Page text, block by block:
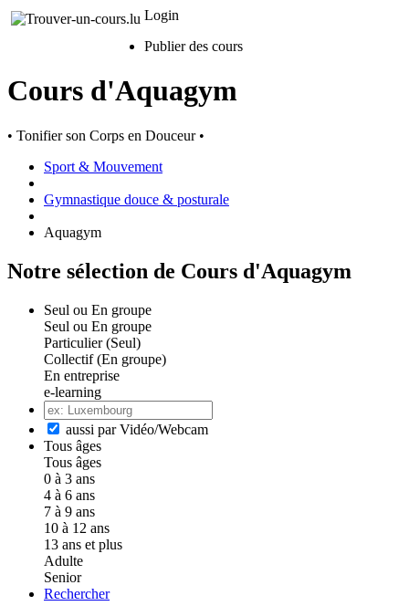
Login
Publier des cours
Cours d'Aquagym
• Tonifier son Corps en Douceur •
Sport & Mouvement
Gymnastique douce & posturale
Aquagym
Notre sélection de Cours d'Aquagym
Seul ou En groupe
Seul ou En groupe
Particulier (Seul)
Collectif (En groupe)
En entreprise
e-learning
aussi par Vidéo/Webcam
Tous âges
Tous âges
0 à 3 ans
4 à 6 ans
7 à 9 ans
10 à 12 ans
13 ans et plus
Adulte
Senior
Rechercher